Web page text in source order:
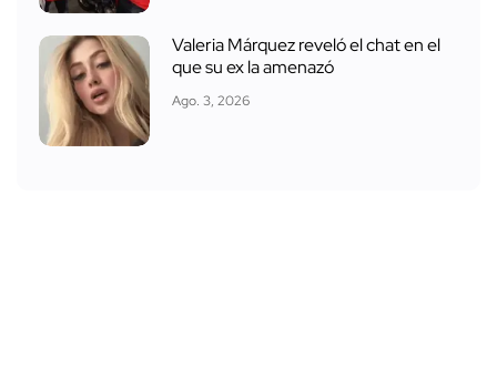
Valeria Márquez reveló el chat en el
que su ex la amenazó
Ago. 3, 2026